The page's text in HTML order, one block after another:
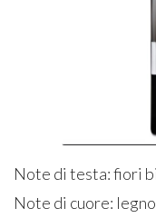
Note di testa: fiori
Note di cuore: